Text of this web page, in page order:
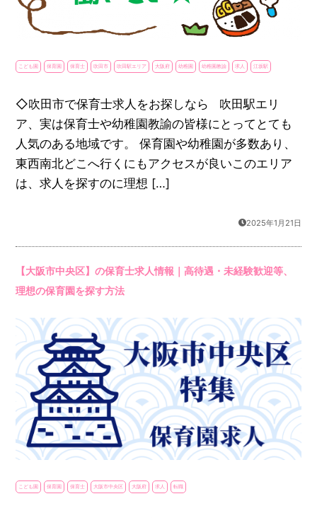
こども園 保育園 保育士 吹田市 吹田駅エリア 大阪府 幼稚園 幼稚園教諭 求人 江坂駅
◇吹田市で保育士求人をお探しなら 吹田駅エリ
ア、実は保育士や幼稚園教諭の皆様にとってとても
人気のある地域です。 保育園や幼稚園が多数あり、
東西南北どこへ行くにもアクセスが良いこのエリア
は、求人を探すのに理想 […]
2025年1月21日
【大阪市中央区】の保育士求人情報｜高待遇・未経験歓迎等、
理想の保育園を探す方法
こども園 保育園 保育士 大阪市中央区 大阪府 求人 転職